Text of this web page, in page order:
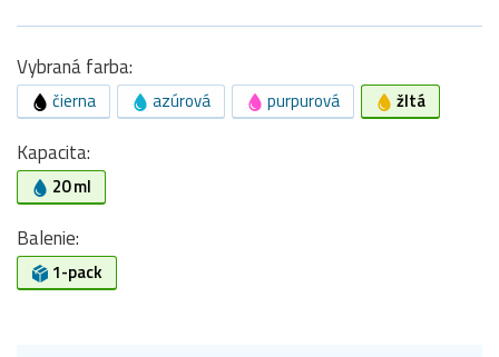
Vybraná farba:
čierna azúrová purpurová žltá
Kapacita:
20 ml
Balenie:
1-pack